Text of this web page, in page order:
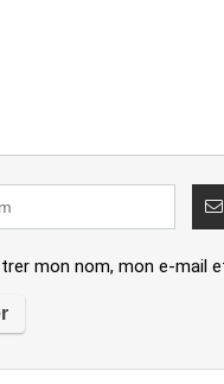
mon nom, mon e-mail